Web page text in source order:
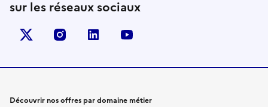
sur les réseaux sociaux
X (anciennement Twitter)
instagramlinkedin
Découvrir nos offres par domaine métier